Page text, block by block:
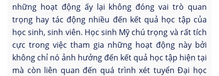
những hoạt động ấy lại không đóng vai trò quan
trọng hay tác động nhiều đến kết quả học tập của
học sinh, sinh viên. Học sinh Mỹ chú trọng và rất tích
cực trong việc tham gia những hoạt động này bởi
không chỉ nó ảnh hưởng đến kết quả học tập hiện tại
mà còn liên quan đến quá trình xét tuyển Đại học